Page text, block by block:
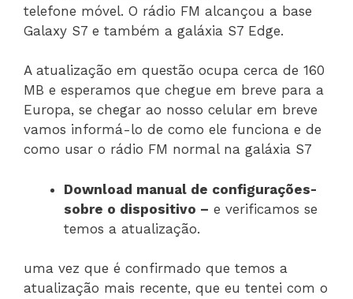
telefone móvel. O rádio FM alcançou a base
Galaxy S7 e também a galáxia S7 Edge.
A atualização em questão ocupa cerca de 160
MB e esperamos que chegue em breve para a
Europa, se chegar ao nosso celular em breve
vamos informá-lo de como ele funciona e de
como usar o rádio FM normal na galáxia S7
Download manual de configurações-
sobre o dispositivo – e verificamos se
temos a atualização.
uma vez que é confirmado que temos a
atualização mais recente, que eu tentei com o